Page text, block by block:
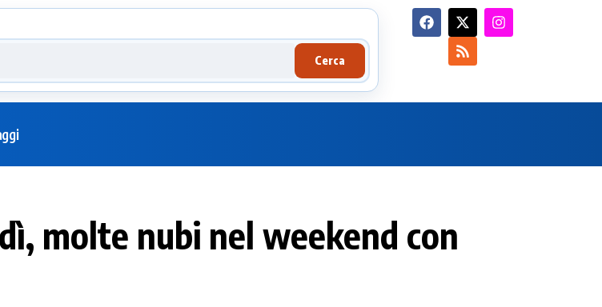
Cerca
molte nubi nel weekend con